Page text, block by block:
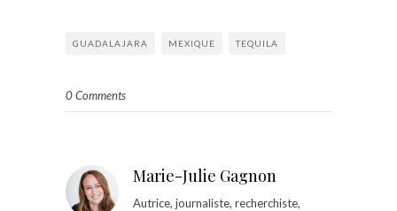
GUADALAJARA MEXIQUE TEQUILA
0 Comments
Marie-Julie Gagnon
Autrice, journaliste, recherchiste,